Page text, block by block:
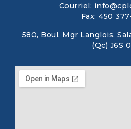
Courriel:
Fax: 450
580, Boul. Mgr Langlois,
(Qc) J6S